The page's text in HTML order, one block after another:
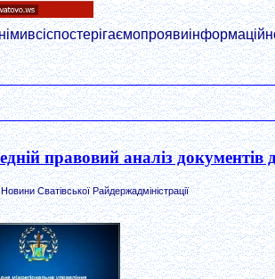
правовий аналіз
Сватівської Райдержадміністрації